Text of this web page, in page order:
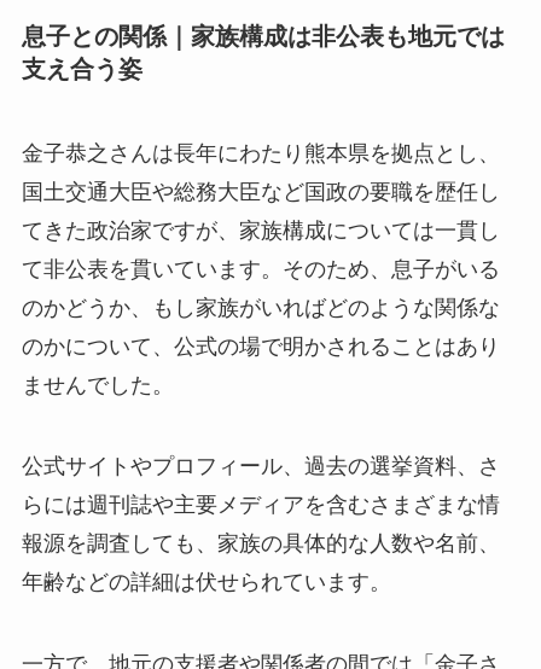
息子との関係｜家族構成は非公表も地元では
支え合う姿
金子恭之さんは長年にわたり熊本県を拠点とし、
国土交通大臣や総務大臣など国政の要職を歴任し
てきた政治家ですが、家族構成については一貫し
て非公表を貫いています。そのため、息子がいる
のかどうか、もし家族がいればどのような関係な
のかについて、公式の場で明かされることはあり
ませんでした。
公式サイトやプロフィール、過去の選挙資料、さ
らには週刊誌や主要メディアを含むさまざまな情
報源を調査しても、家族の具体的な人数や名前、
年齢などの詳細は伏せられています。